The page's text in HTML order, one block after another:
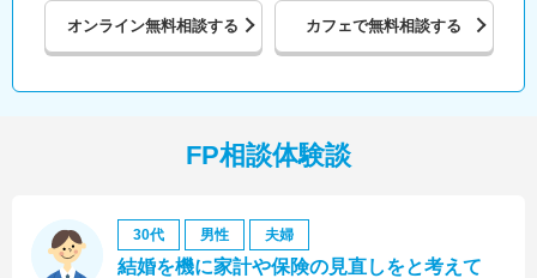
オンライン無料相談する カフェで無料相談する
FP相談体験談
30代 男性 夫婦
結婚を機に家計や保険の見直しをと考えて